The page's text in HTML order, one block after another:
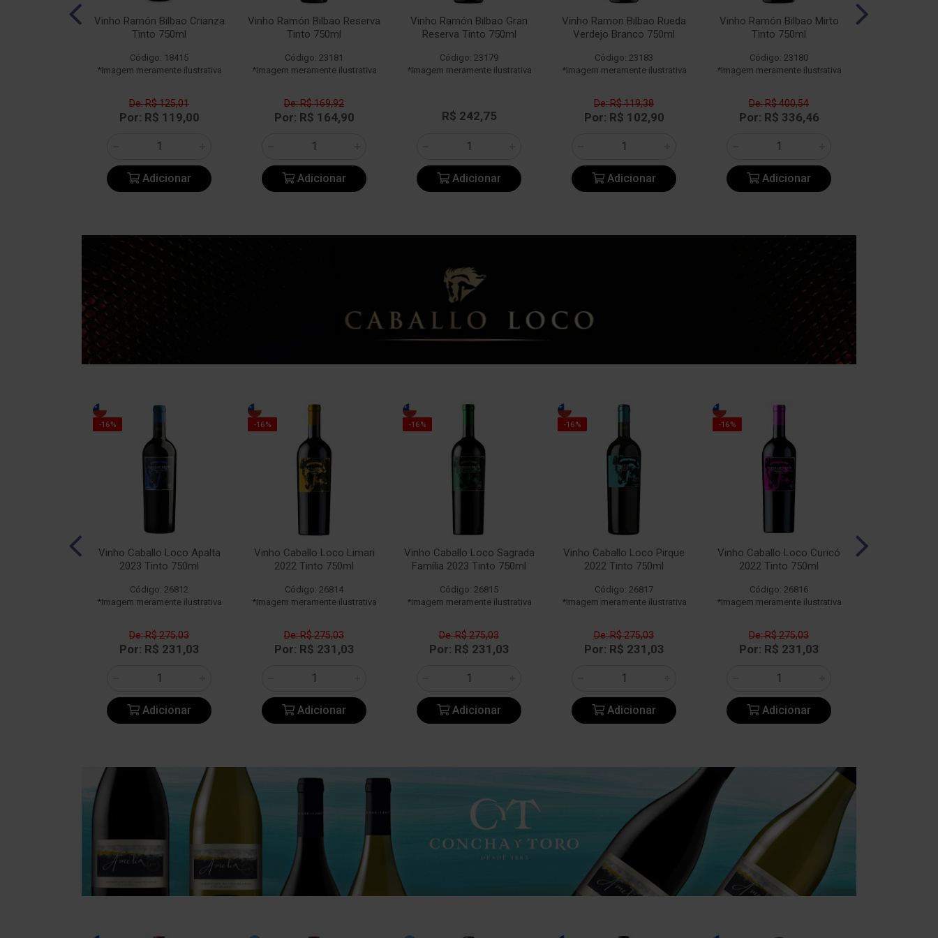
Vinho Ramón Bilbao Crianza
Tinto 750ml
Código: 18415
*Imagem meramente ilustrativa
De: R$ 125,01
Por: R$ 119,00
Adicionar
Vinho Ramón Bilbao Reserva
Tinto 750ml
Código: 23181
*Imagem meramente ilustrativa
De: R$ 169,92
Por: R$ 164,90
Adicionar
Vinho Ramón Bilbao Gran
Reserva Tinto 750ml
Código: 23179
*Imagem meramente ilustrativa
R$ 242,75
Adicionar
Vinho Ramon Bilbao Rueda
Verdejo Branco 750ml
Código: 23183
*Imagem meramente ilustrativa
De: R$ 119,38
Por: R$ 102,90
Adicionar
Vinho Ramón Bilbao Mirto
Tinto 750ml
Código: 23180
*Imagem meramente ilustrativa
De: R$ 400,54
Por: R$ 336,46
Adicionar
-16%
Vinho Caballo Loco Apalta
2023 Tinto 750ml
Código: 26812
*Imagem meramente ilustrativa
De: R$ 275,03
Por: R$ 231,03
Adicionar
-16%
Vinho Caballo Loco Limari
2022 Tinto 750ml
Código: 26814
*Imagem meramente ilustrativa
De: R$ 275,03
Por: R$ 231,03
Adicionar
-16%
Vinho Caballo Loco Sagrada
Família 2023 Tinto 750ml
Código: 26815
*Imagem meramente ilustrativa
De: R$ 275,03
Por: R$ 231,03
Adicionar
-16%
Vinho Caballo Loco Pirque
2022 Tinto 750ml
Código: 26817
*Imagem meramente ilustrativa
De: R$ 275,03
Por: R$ 231,03
Adicionar
-16%
Vinho Caballo Loco Curicó
2022 Tinto 750ml
Código: 26816
*Imagem meramente ilustrativa
De: R$ 275,03
Por: R$ 231,03
Adicionar